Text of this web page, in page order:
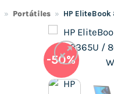
» Portátiles » HP EliteBook
-50%